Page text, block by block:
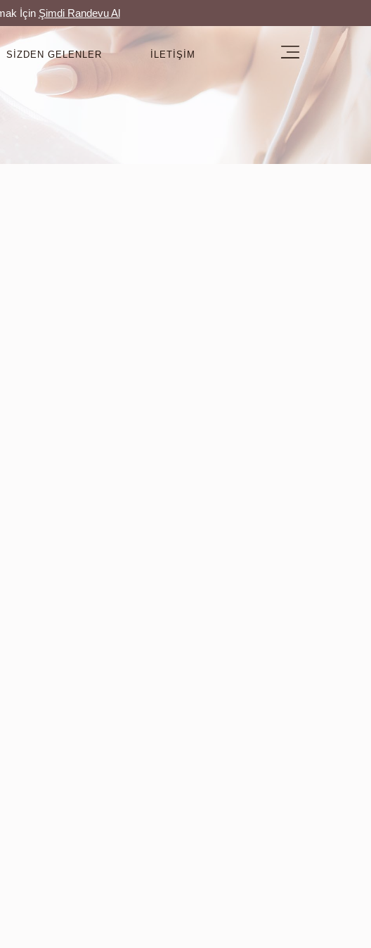
İçin Şimdi Randevu Al
SIZDEN GELENLER İLETIŞIM